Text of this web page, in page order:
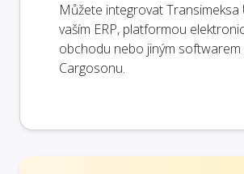
Můžete integrovat Transimeksa
vaším ERP, platformou
obchodu nebo jiným
Cargosonu.